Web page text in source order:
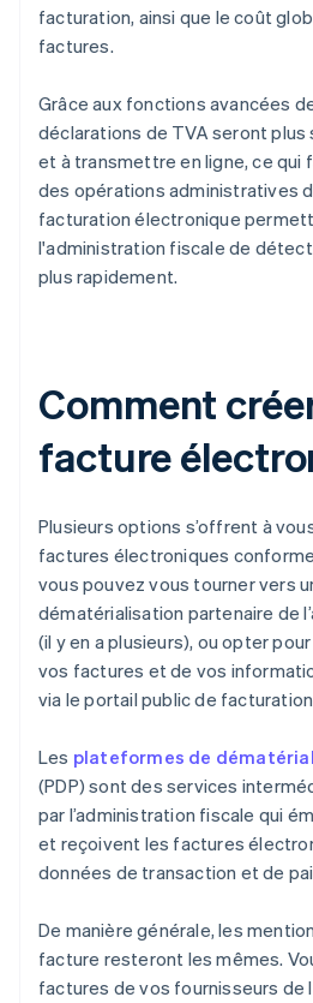
facturation, ainsi que le coût
factures.
Grâce aux fonctions avancées
déclarations de TVA seront
et à transmettre en ligne, ce qui
des opérations administratives
facturation électronique
l'administration fiscale de
plus rapidement.
Comment
facture
Plusieurs options s’offrent à
factures électroniques
vous pouvez vous tourner vers
dématérialisation partenaire de
(il y en a plusieurs), ou opter
vos factures et de vos
via le portail public de facturation
Les plateformes de
(PDP) sont des services
par l’administration fiscale qui
et reçoivent les factures
données de transaction et de
De manière générale, les
facture resteront les mêmes.
factures de vos fournisseurs de